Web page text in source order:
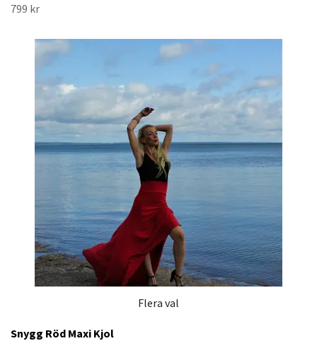
799 kr
Flera val
Snygg Röd Maxi Kjol